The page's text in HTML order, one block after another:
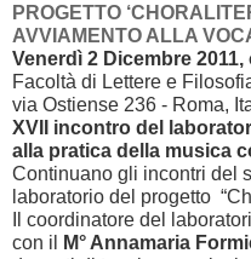
PROGETTO
AVVIAMENTO ALLA
Venerdì 2 Dicembre 2011,
Facoltà di Lettere e
via Ostiense 236 - Roma,
XVII incontro del
alla pratica della musica
Continuano gli incontri del
laboratorio del progetto
Il coordinatore del
con il
M° Annamaria